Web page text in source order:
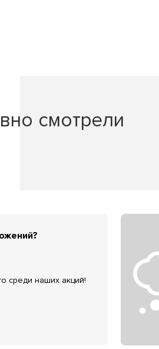
смотрели
среди наших акций!